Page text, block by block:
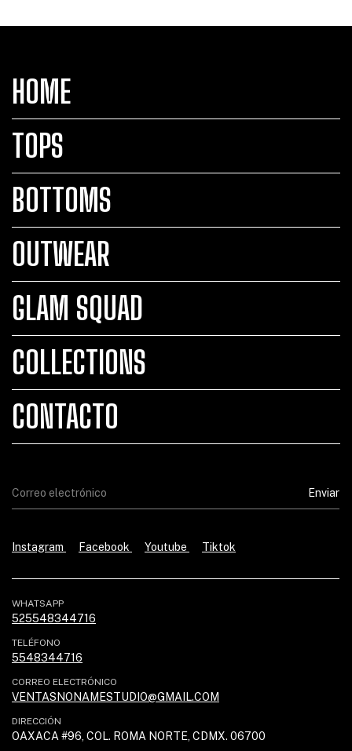
HOME
TOPS
BOTTOMS
OUTWEAR
GLAM SQUAD
COLLECTIONS
CONTACTO
Instagram Facebook Youtube Tiktok
WHATSAPP
525548344716
TELÉFONO
5548344716
CORREO ELECTRÓNICO
VENTASNONAMESTUDIO@GMAIL.COM
DIRECCIÓN
OAXACA #96, COL. ROMA NORTE, CDMX. 06700